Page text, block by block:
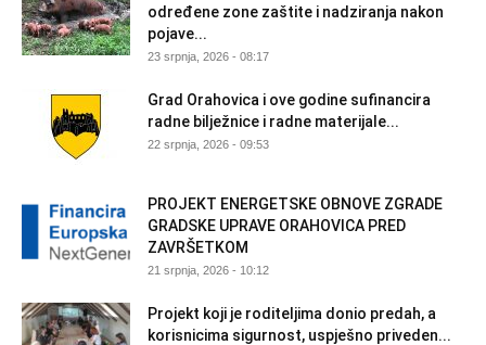
određene zone zaštite i nadziranja nakon
pojave...
23 srpnja, 2026 - 08:17
Grad Orahovica i ove godine sufinancira
radne bilježnice i radne materijale...
22 srpnja, 2026 - 09:53
PROJEKT ENERGETSKE OBNOVE ZGRADE
GRADSKE UPRAVE ORAHOVICA PRED
ZAVRŠETKOM
21 srpnja, 2026 - 10:12
Projekt koji je roditeljima donio predah, a
korisnicima sigurnost, uspješno priveden...